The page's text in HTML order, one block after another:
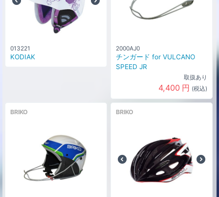
013221
KODIAK
2000AJ0
チンガード for VULCANO
SPEED JR
取扱あり
4,400 円 (税込)
BRIKO BRIKO